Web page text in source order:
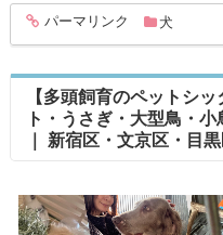
entry338
パーマリンク 犬
【多頭飼育のペットシ
ト・うさぎ・大型鳥・
｜ 新宿区・文京区・目